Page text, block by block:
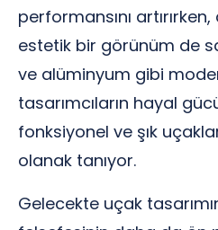
performansını
estetik bir görünüm de
ve alüminyum gibi
tasarımcıların hayal
fonksiyonel ve şık
olanak tanıyor.
Gelecekte uçak